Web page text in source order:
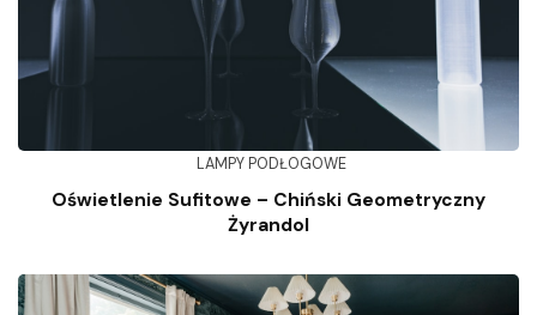
LAMPY PODŁOGOWE
Oświetlenie Sufitowe – Chiński Geometryczny
Żyrandol